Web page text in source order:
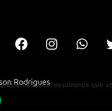
Rodrigues
usar este site, assumimos que